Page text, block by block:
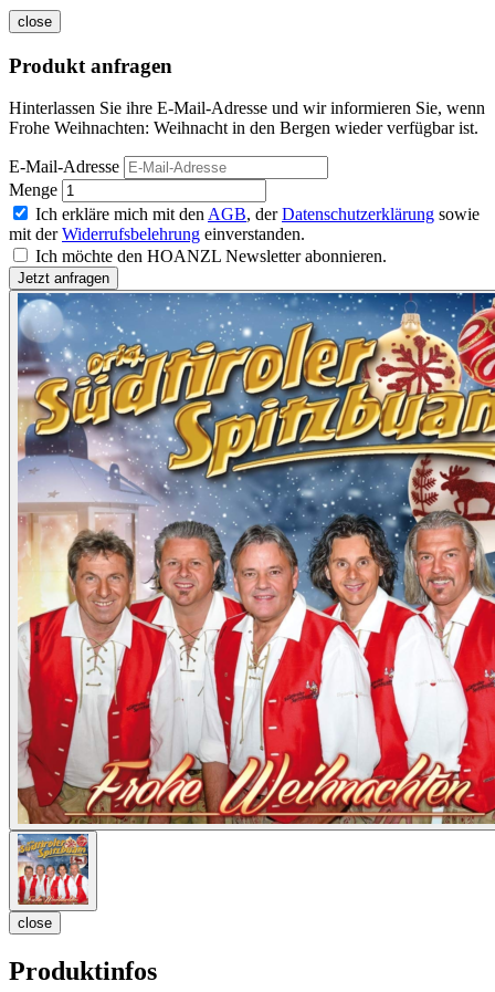
close
Produkt anfragen
Hinterlassen Sie ihre E-Mail-Adresse und wir informieren Sie, wenn
Frohe Weihnachten: Weihnacht in den Bergen wieder verfügbar ist.
E-Mail-Adresse
Menge
Ich erkläre mich mit den AGB, derDatenschutzerklärung sowie
mit derWiderrufsbelehrung einverstanden.
Ich möchte den HOANZL Newsletter abonnieren.
close
Produktinfos